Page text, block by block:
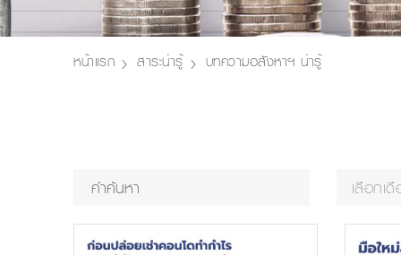
หน้าแรก สาระน่ารู้ บทความอสังหาฯ น่ารู้
เลือกเ